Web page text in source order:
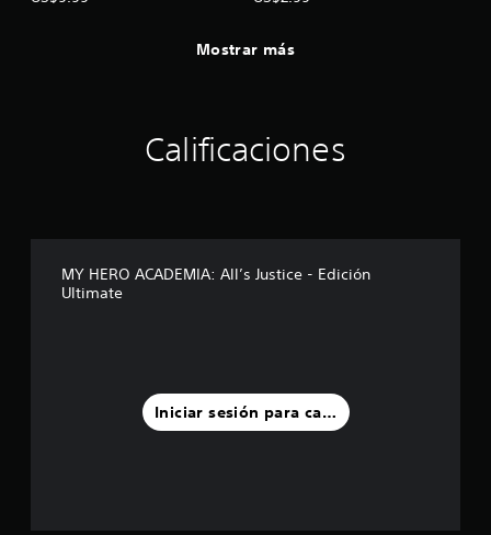
Mostrar más
Calificaciones
MY HERO ACADEMIA: All’s Justice - Edición
Ultimate
Iniciar sesión para calificar